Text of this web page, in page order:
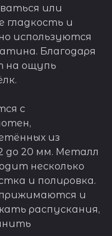
или
гладкость и
используются
Благодаря
на ощупь
с
из
до 20 мм. Металл
несколько
и полировка.
и
распускания,